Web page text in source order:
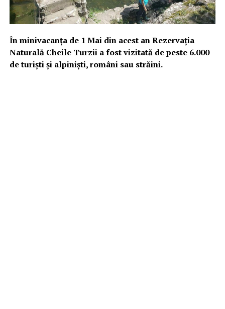
În minivacanța de 1 Mai din acest an Rezervația
Naturală Cheile Turzii a fost vizitată de peste 6.000
de turiști și alpiniști, români sau străini.